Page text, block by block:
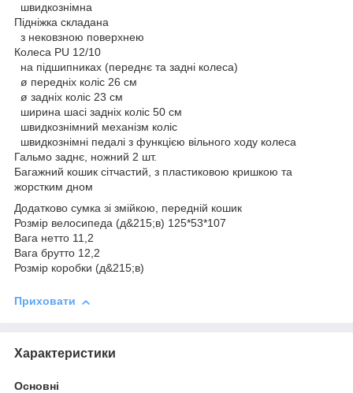
швидкознімна
Підніжка складана
з нековзною поверхнею
Колеса PU 12/10
на підшипниках (переднє та задні колеса)
ø передніх коліс 26 см
ø задніх коліс 23 см
ширина шасі задніх коліс 50 см
швидкознімний механізм коліс
швидкознімні педалі з функцією вільного ходу колеса
Гальмо заднє, ножний 2 шт.
Багажний кошик сітчастий, з пластиковою кришкою та
жорстким дном
Додатково сумка зі змійкою, передній кошик
Розмір велосипеда (д&215;в) 125*53*107
Вага нетто 11,2
Вага брутто 12,2
Розмір коробки (д&215;в)
Приховати
Характеристики
Основні